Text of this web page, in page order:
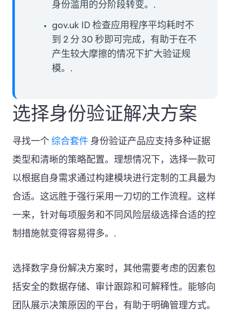
身份滥用的分阶段转变。.
gov.uk ID 检查应用程序平均耗时不
到 2 分 30 秒即可完成，有助于在不
产生较大摩擦的情况下扩大验证规
模。.
选择身份验证解决方案
寻找一个 综合套件 身份验证产品应支持多种证据
类型和清晰的策略配置。理想情况下，选择一款可
以根据自身需求通过构建模块进行定制的工具最为
合适。这远胜于强行采用一刀切的工作流程。这样
一来，针对每项服务和不同风险层级选择合适的控
制措施就变得容易得多。.
选择数字身份解决方案时，其他需要考虑的因素包
括安全的数据存储、审计跟踪和可解释性。能够向
团队展示决策原因的平台，有助于明确管理方式。